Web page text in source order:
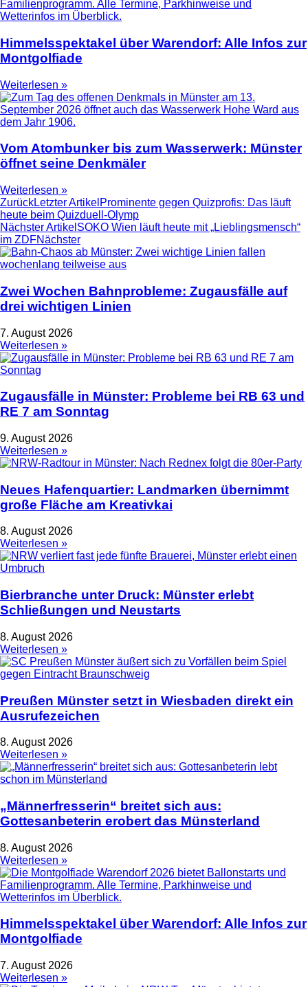
Himmelsspektakel über Warendorf: Alle Infos zur
Montgolfiade
Weiterlesen »
Vom Atombunker bis zum Wasserwerk: Münster
öffnet seine Denkmäler
Weiterlesen »
ZurückLetzter Artikel Prominente gegen Quizprofis: Das läuft
heute beim Quizduell-Olymp
Nächster Artikel SOKO Wien läuft heute mit „Lieblingsmensch“
im ZDFNächster
Zwei Wochen Bahnprobleme: Zugausfälle auf
drei wichtigen Linien
7. August 2026
Weiterlesen »
Zugausfälle in Münster: Probleme bei RB 63 und
RE 7 am Sonntag
9. August 2026
Weiterlesen »
Neues Hafenquartier: Landmarken übernimmt
große Fläche am Kreativkai
8. August 2026
Weiterlesen »
Bierbranche unter Druck: Münster erlebt
Schließungen und Neustarts
8. August 2026
Weiterlesen »
Preußen Münster setzt in Wiesbaden direkt ein
Ausrufezeichen
8. August 2026
Weiterlesen »
„Männerfresserin“ breitet sich aus:
Gottesanbeterin erobert das Münsterland
8. August 2026
Weiterlesen »
Himmelsspektakel über Warendorf: Alle Infos zur
Montgolfiade
7. August 2026
Weiterlesen »